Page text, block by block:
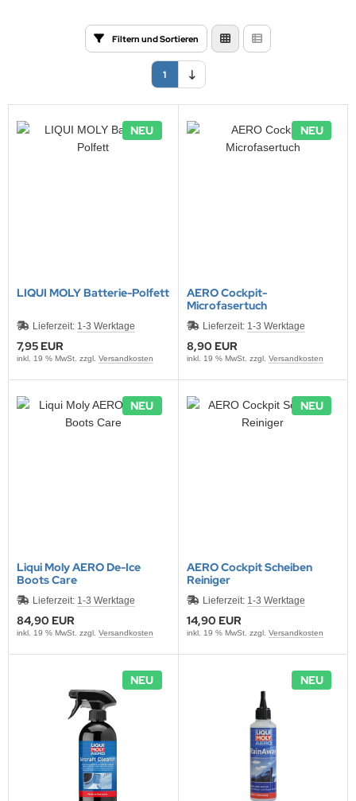
Filtern und Sortieren
1
NEU
LIQUI MOLY Batterie-Polfett
Lieferzeit: 1-3 Werktage
7,95 EUR
inkl. 19 % MwSt. zzgl. Versandkosten
NEU
AERO Cockpit-
Microfasertuch
Lieferzeit: 1-3 Werktage
8,90 EUR
inkl. 19 % MwSt. zzgl. Versandkosten
NEU
Liqui Moly AERO De-Ice
Boots Care
Lieferzeit: 1-3 Werktage
84,90 EUR
inkl. 19 % MwSt. zzgl. Versandkosten
NEU
AERO Cockpit Scheiben
Reiniger
Lieferzeit: 1-3 Werktage
14,90 EUR
inkl. 19 % MwSt. zzgl. Versandkosten
NEU NEU